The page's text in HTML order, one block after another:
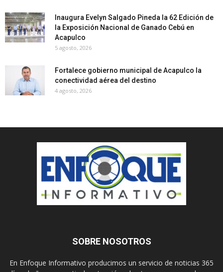
Inaugura Evelyn Salgado Pineda la 62 Edición de
la Exposición Nacional de Ganado Cebú en
Acapulco
5 agosto, 2026
Fortalece gobierno municipal de Acapulco la
conectividad aérea del destino
4 agosto, 2026
SOBRE NOSOTROS
En Enfoque Informativo producimos un servicio de noticias 365